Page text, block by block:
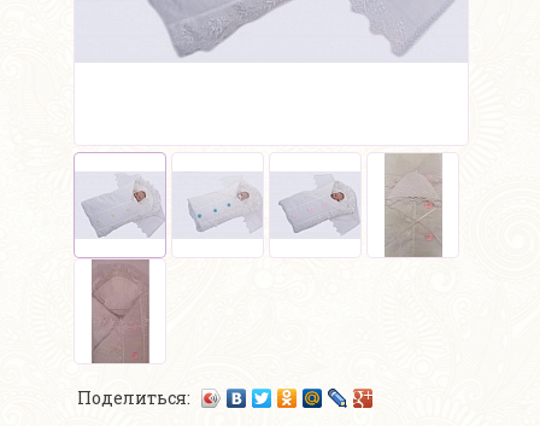
Поделиться: